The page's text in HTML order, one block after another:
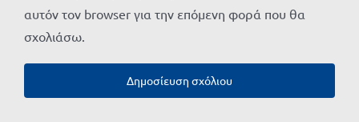
αυτόν τον browser για την επόμενη φορά που θα
σχολιάσω.